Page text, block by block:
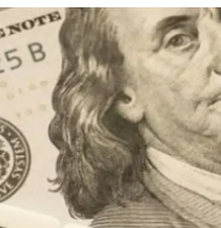
Kilis
Osmaniye
Düzce